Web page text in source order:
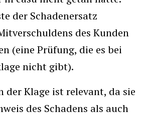
der Schadenersatz
des Kunden
(eine Prüfung, die es bei
nicht gibt).
Klage ist relevant, da sie
des Schadens als auch